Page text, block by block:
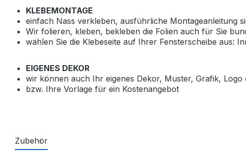
KLEBEMONTAGE
einfach Nass verkleben, ausführliche Montageanleitung
Wir folieren, kleben, bekleben die Folien auch für Sie
wählen Sie die Klebeseite auf Ihrer Fensterscheibe aus:
EIGENES DEKOR
wir können auch Ihr eigenes Dekor, Muster, Grafik,
bzw. Ihre Vorlage für ein Kostenangebot
Zubehör